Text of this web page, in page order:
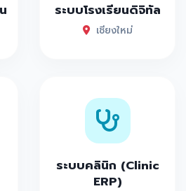
ระบบโรงเรียนดิจิทัล
เชียงใหม่
ระบบคลินิก (Clinic
ERP)